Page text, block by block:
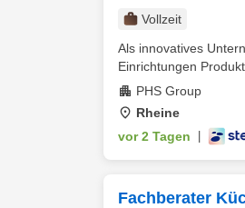
Vollzeit
Als innovatives
Einrichtungen
PHS Group
Rheine
vor 2 Tagen
Fachberater